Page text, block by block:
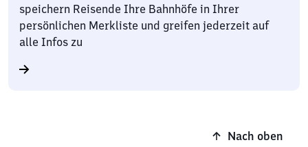
speichern Reisende Ihre Bahnhöfe in Ihrer
persönlichen Merkliste und greifen jederzeit auf
alle Infos zu
Nach oben